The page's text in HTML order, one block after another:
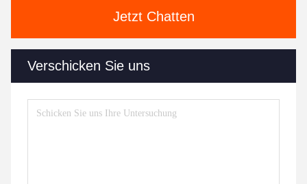
Jetzt Chatten
Verschicken Sie uns